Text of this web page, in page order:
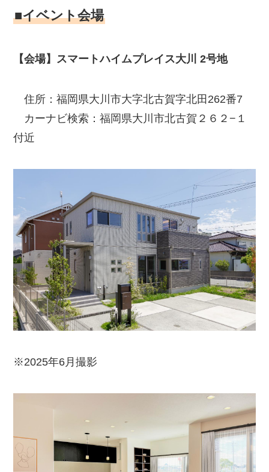
■イベント会場
【会場】スマートハイムプレイス大川 2号地
住所：福岡県大川市大字北古賀字北田262番7
カーナビ検索：福岡県大川市北古賀２６２−１
付近
※2025年6月撮影